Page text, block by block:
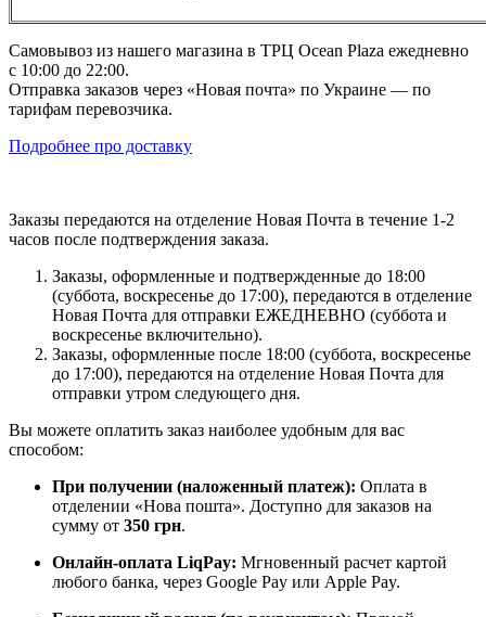
Самовывоз из нашего магазина в ТРЦ Ocean Plaza ежедневно
с 10:00 до 22:00.
Отправка заказов через «Новая почта» по Украине — по
тарифам перевозчика.
Подробнее про доставку
Заказы передаются на отделение Новая Почта в течение 1-2
часов после подтверждения заказа.
Заказы, оформленные и подтвержденные до 18:00
(суббота, воскресенье до 17:00), передаются в отделение
Новая Почта для отправки ЕЖЕДНЕВНО (суббота и
воскресенье включительно).
Заказы, оформленные после 18:00 (суббота, воскресенье
до 17:00), передаются на отделение Новая Почта для
отправки утром следующего дня.
Вы можете оплатить заказ наиболее удобным для вас
способом:
При получении (наложенный платеж): Оплата в
отделении «Нова пошта». Доступно для заказов на
сумму от 350 грн.
Онлайн-оплата LiqPay: Мгновенный расчет картой
любого банка, через Google Pay или Apple Pay.